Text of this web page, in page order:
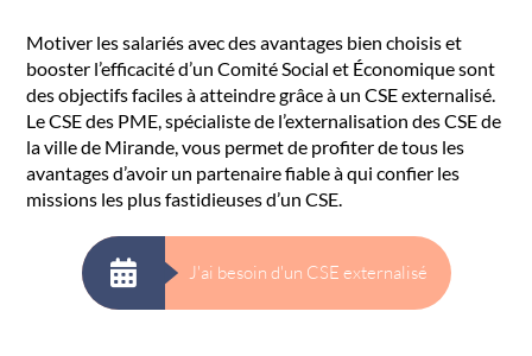
Motiver les salariés avec des avantages bien choisis et
booster l’efficacité d’un Comité Social et Économique sont
des objectifs faciles à atteindre grâce à un CSE externalisé.
Le CSE des PME, spécialiste de l’externalisation des CSE de
la ville de Mirande, vous permet de profiter de tous les
avantages d’avoir un partenaire fiable à qui confier les
missions les plus fastidieuses d’un CSE.
J'ai besoin d'un CSE externalisé